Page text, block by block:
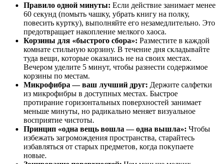
Правило одной минуты: Если действие занимает менее
60 секунд (помыть чашку, убрать книгу на полку,
повесить куртку), выполняйте его незамедлительно. Это
предотвращает накопление мелкого хаоса.
Корзины для «быстрого сбора»: Разместите в каждой
комнате стильную корзину. В течение дня складывайте
туда вещи, которые оказались не на своих местах.
Вечером уделите 5 минут, чтобы разнести содержимое
корзины по местам.
Микрофибра — ваш лучший друг: Держите салфетки
из микрофибры в доступных местах. Быстрое
протирание горизонтальных поверхностей занимает
меньше минуты, но радикально меняет визуальное
восприятие чистоты.
Принцип «одна вещь вошла — одна вышла»: Чтобы
избежать загромождения пространства, старайтесь
избавляться от старых предметов, когда покупаете
новые.